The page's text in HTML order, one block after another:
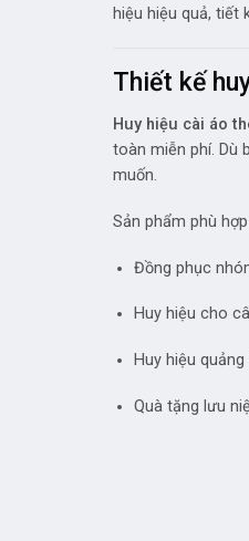
hiệu hiệu quả, tiết
Thiết kế
Huy hiệu cài áo
toàn miễn phí. Dù
muốn.
Sản phẩm phù
Đồng phục
Huy hiệu cho
Huy hiệu
Quà tặng lưu